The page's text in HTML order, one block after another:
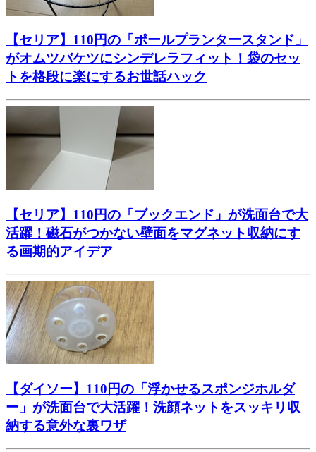
【セリア】110円の「ポールプランタースタンド」
がオムツバケツにシンデレラフィット！袋のセッ
トを格段に楽にするお世話ハック
【セリア】110円の「ブックエンド」が洗面台で大
活躍！磁石がつかない壁面をマグネット収納にす
る画期的アイデア
【ダイソー】110円の「浮かせるスポンジホルダ
ー」が洗面台で大活躍！洗顔ネットをスッキリ収
納する意外な裏ワザ